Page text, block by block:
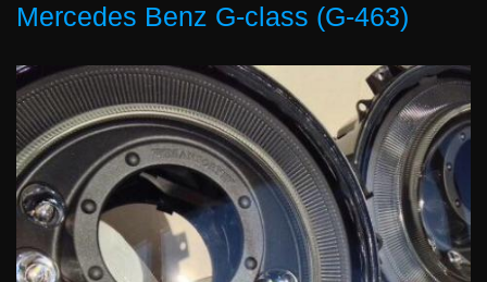
Mercedes Benz G-class (G-463)